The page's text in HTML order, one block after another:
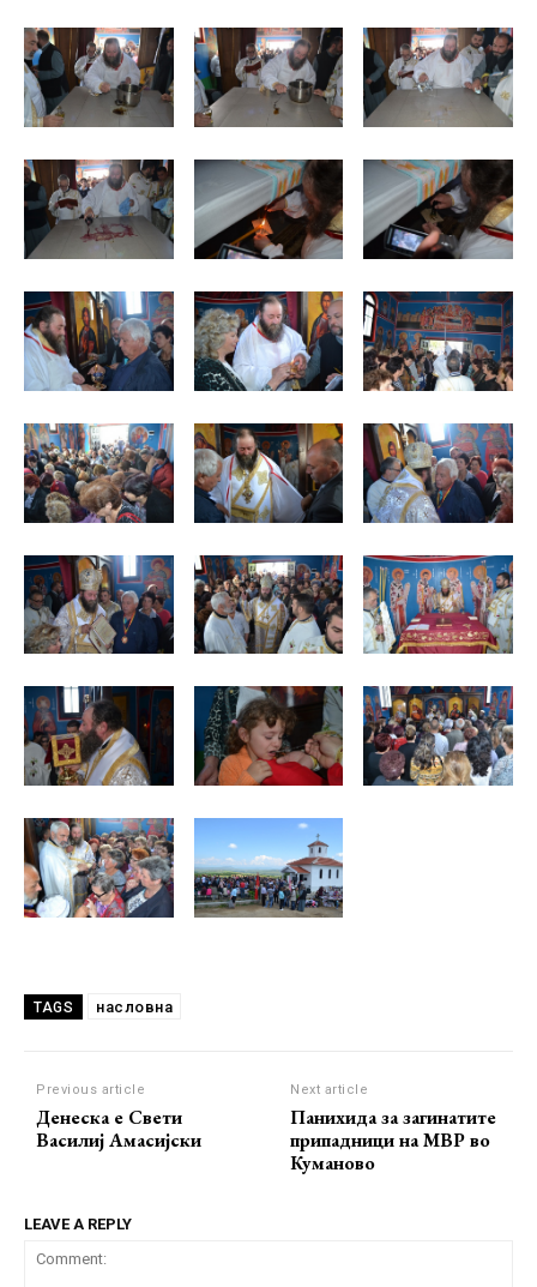
TAGS насловна
Previous article
Денеска е Свети
Василиј Амасијски
Next article
Панихида за загинатите
припадници на МВР во
Куманово
LEAVE A REPLY